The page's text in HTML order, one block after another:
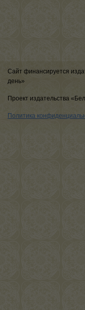
Сайт финансируется
день»
Проект издательства
Политика